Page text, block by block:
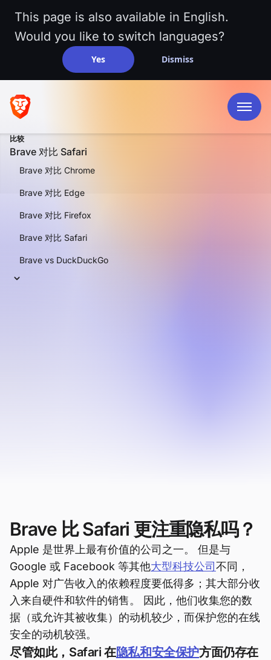
This page is also available in English.
Would you like to switch languages?
Yes Dismiss
比较
Brave 对比 Safari
Brave 对比 Chrome
Brave 对比 Edge
Brave 对比 Firefox
Brave 对比 Safari
Brave vs DuckDuckGo
并排比较
Brave 对比
Safari
Brave 比 Safari 更注重隐私吗？
Apple 是世界上最有价值的公司之一。 但是与
Google 或 Facebook 等其他大型科技公司不同，
Apple 对广告收入的依赖程度要低得多；其大部分收
入来自硬件和软件的销售。 因此，他们收集您的数
据（或允许其被收集）的动机较少，而保护您的在线
安全的动机较强。
尽管如此，Safari 在隐私和安全保护方面仍存在